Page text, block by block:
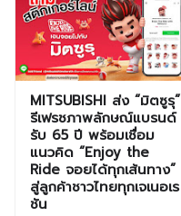
MITSUBISHI ส่ง “มิตซูรุ”
รีเฟรชภาพลักษณ์แบรนด์
รับ 65 ปี พร้อมเชื่อม
แนวคิด “Enjoy the
Ride จอยได้ทุกเส้นทาง”
สู่ลูกค้าชาวไทยทุกเจเนอเร
ชัน